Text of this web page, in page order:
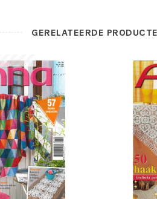
GERELATEERDE